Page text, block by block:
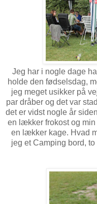
Jeg har i nogle dage
holde den fødselsdag,
jeg meget usikker på
par dråber og det var
det er vidst nogle år
en lækker frokost og
en lækker kage. Hvad
jeg et Camping bord,